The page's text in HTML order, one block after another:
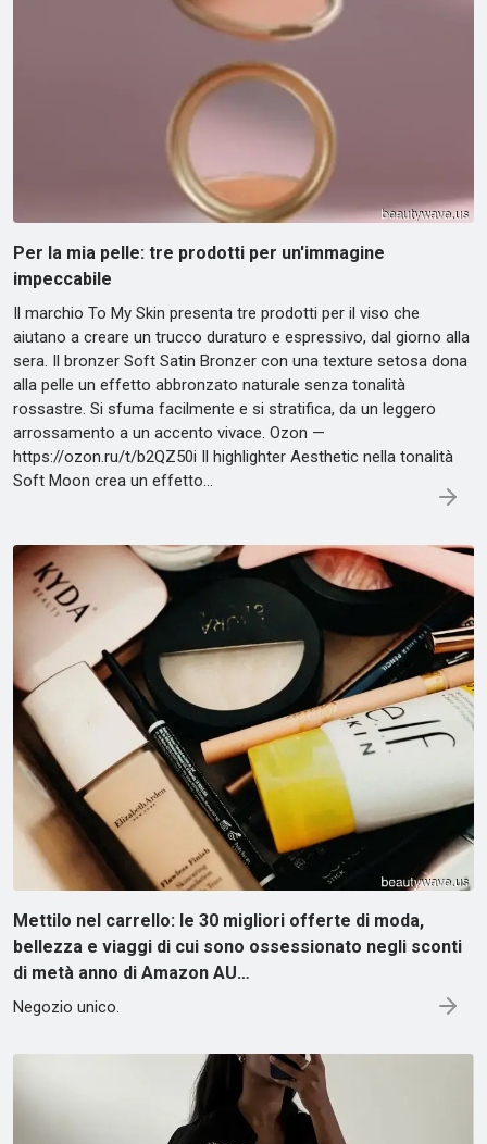
Per la mia pelle: tre prodotti per un'immagine
impeccabile
Il marchio To My Skin presenta tre prodotti per il viso che
aiutano a creare un trucco duraturo e espressivo, dal giorno alla
sera. Il bronzer Soft Satin Bronzer con una texture setosa dona
alla pelle un effetto abbronzato naturale senza tonalità
rossastre. Si sfuma facilmente e si stratifica, da un leggero
arrossamento a un accento vivace. Ozon —
https://ozon.ru/t/b2QZ50i Il highlighter Aesthetic nella tonalità
Soft Moon crea un effetto…
Mettilo nel carrello: le 30 migliori offerte di moda,
bellezza e viaggi di cui sono ossessionato negli sconti
di metà anno di Amazon AU…
Negozio unico.